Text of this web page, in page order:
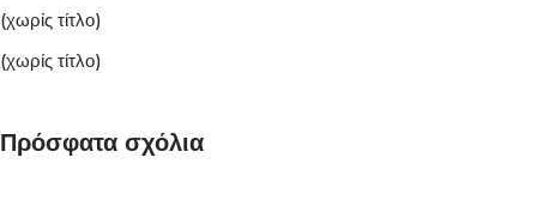
(χωρίς τίτλο)
(χωρίς τίτλο)
Πρόσφατα σχόλια